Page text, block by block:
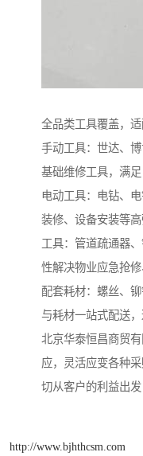
全品类工具覆盖，
手动工具：世达、
基础维修工具，满足
电动工具：电钻、
装修、设备安装等高
工具：管道疏通器
性解决物业应急抢修
配套耗材：螺丝、
与耗材一站式配送，
北京华泰恒昌商贸
应，灵活应变各种
切从客户的利益出
http://www.bjhthcsm.com